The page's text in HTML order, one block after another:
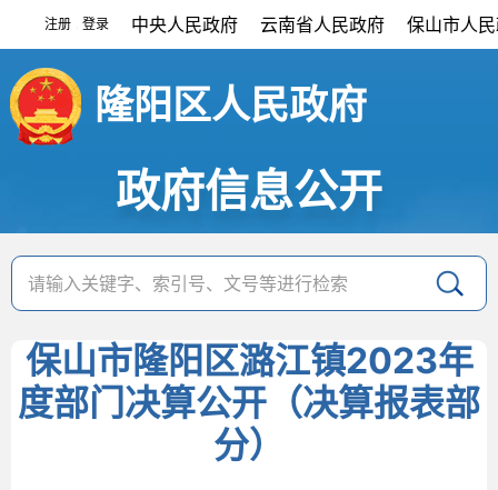
注册 登录 中央人民政府 云南省人民政府 保山市人
隆阳区人民政府
政府信息公开
保山市隆阳区潞江镇2023年
度部门决算公开（决算报表部
分）